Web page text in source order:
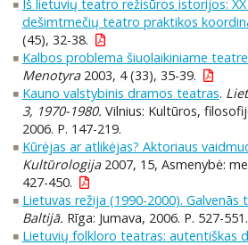
Iš lietuvių teatro režisūros istorijos:
dešimtmečių teatro praktikos
(45), 32-38.
Kalbos problema šiuolaikiniame
Menotyra2003, 4 (33), 35-39.
Kauno valstybinis dramos teatras.
3, 1970-1980. Vilnius: Kultūros,
2006. P. 147-219.
Kūrėjas ar atlikėjas? Aktoriaus
Kultūrologija2007, 15, Asmenybė:
427-450.
Lietuvas režija (1990-2000). Galvenās
Baltijā. Rīga: Jumava, 2006. P. 527-551.
Lietuvių folkloro teatras: autentiškas